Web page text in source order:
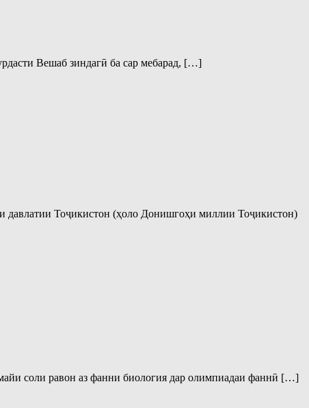
Вешаб зиндагӣ ба сар мебарад, […]
Тоҷикистон (ҳоло Донишгоҳи миллии Тоҷикистон)
соли равон аз фанни биология дар олимпиадаи фаннӣ […]